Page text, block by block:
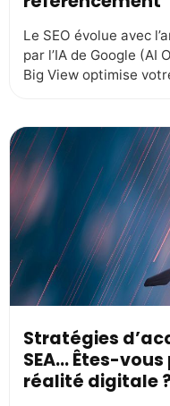
Le SEO évolue avec
par l’IA de Google (AI
Big View optimise
Overviews de Google
internautes accèdent
Stratégies
SEA… Êtes-
réalité digitale